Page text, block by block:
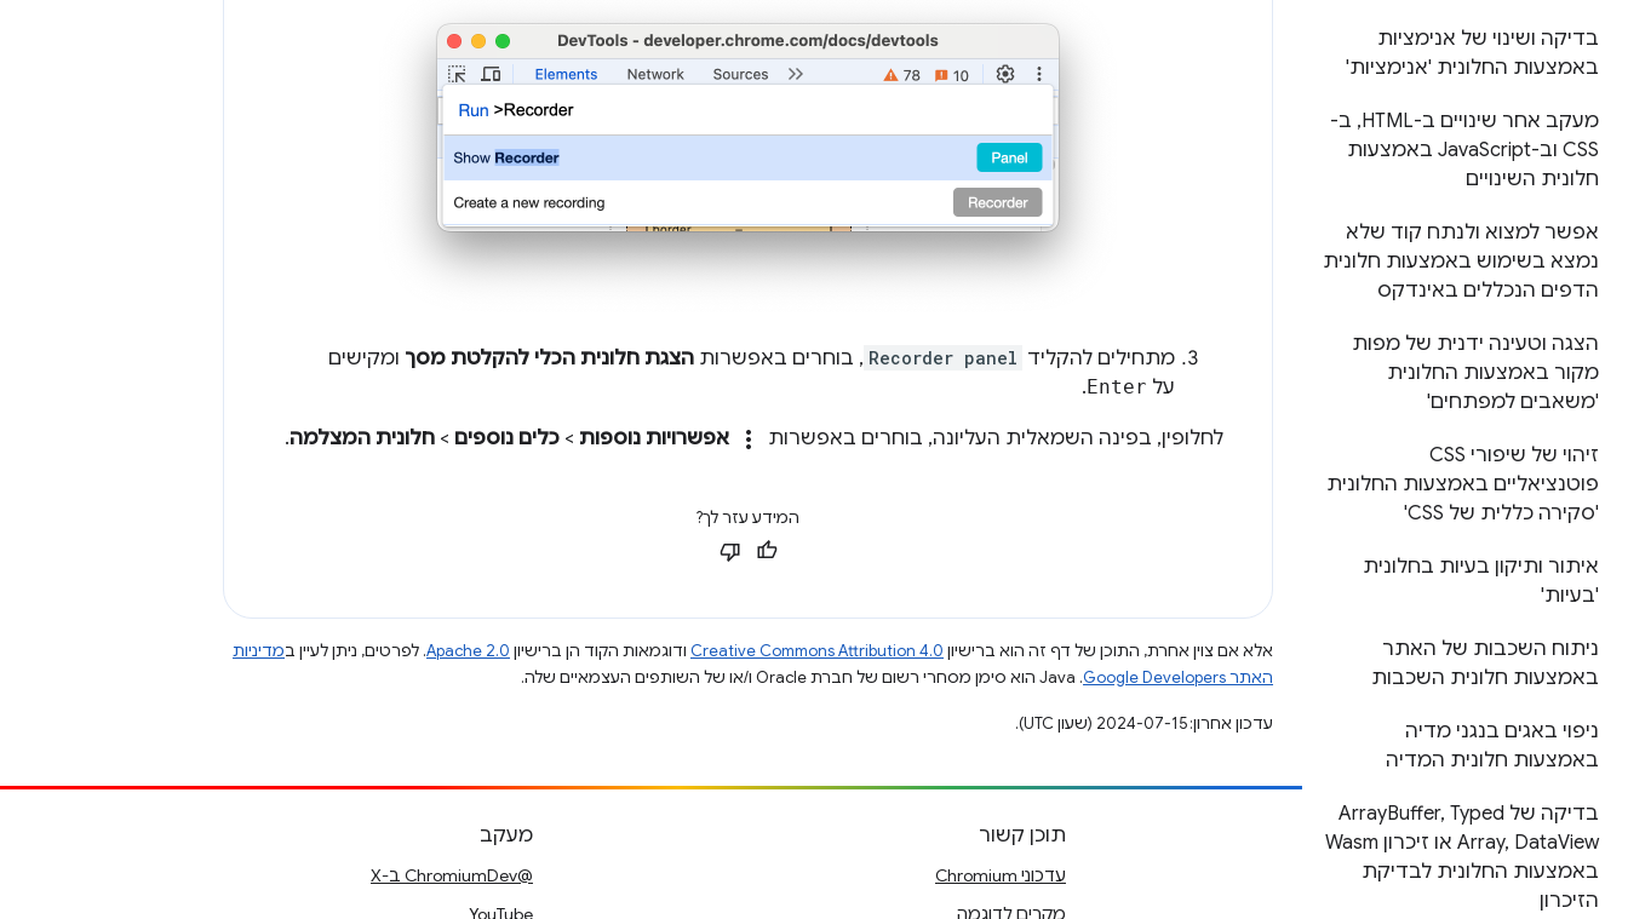
בדיקה ושינוי של אנימציות
באמצעות החלונית 'אנימציות'
מעקב אחר שינויים ב-HTML , ב-
CSS וב-Java
Script באמצעות
חלונית השינויים
אפשר למצוא ולנתח קוד שלא
נמצא בשימוש באמצעות חלונית
הדפים הנכללים באינדקס
הצגה וטעינה ידנית של מפות
מקור באמצעות החלונית
'משאבים למפתחים'
זיהוי של שיפורי CSS
פוטנציאליים באמצעות החלונית
'סקירה כללית של CSS'
איתור ותיקון בעיות בחלונית
'בעיות'
ניתוח השכבות של האתר
באמצעות חלונית השכבות
ניפוי באגים בנגני מדיה
באמצעות חלונית המדיה
בדיקה של Array Buffer, Typed
Array, Data
View או זיכרון Wasm
באמצעות החלונית לבדיקת
הזיכרון
מתחילים להקליד Recorder panel , בוחרים באפשרות הצגת חלונית הכלי להקלטת מסך ומקישים
על Enter
.
לחלופין, בפינה השמאלית העליונה, בוחרים באפשרות more_vert אפשרויות נוספות > כלים נוספים > חלונית המצלמה.
המידע עזר לך?
אלא אם צוין אחרת, התוכן של דף זה הוא ברישיון Creative Commons Attribution 4.0 ודוגמאות הקוד הן ברישיון Apache 2.0. לפרטים, ניתן לעיין במדיניות
האתר Google Developers‏
.‏ Java הוא סימן מסחרי רשום של חברת Oracle ו/או של השותפים העצמאיים שלה.
עדכון אחרון: 2024-07-15 (שעון UTC).
הוספת תוכן
דיווח על באג
ראה נושאים פתוחים
תוכן קשור
עדכוני Chromium
מקרים לדוגמה
מעקב
@ChromiumDev ב-X
YouTube